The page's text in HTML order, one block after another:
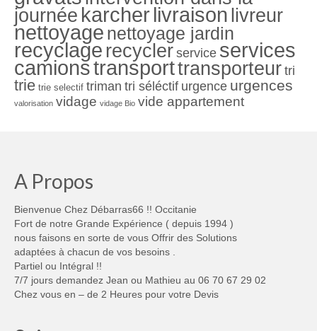
journée karcherlivraisonlivreur
nettoyage nettoyage jardin
recyclagerecycler service services
camionstransporttransporteur tri
trie trie selectif triman tri séléctif urgence urgences
valorisation vidage vidage Bio vide appartement
A Propos
Bienvenue Chez Débarras66 !! Occitanie
Fort de notre Grande Expérience ( depuis 1994 )
nous faisons en sorte de vous Offrir des Solutions
adaptées à chacun de vos besoins .
Partiel ou Intégral !!
7/7 jours demandez Jean ou Mathieu au 06 70 67 29 02
Chez vous en – de 2 Heures pour votre Devis